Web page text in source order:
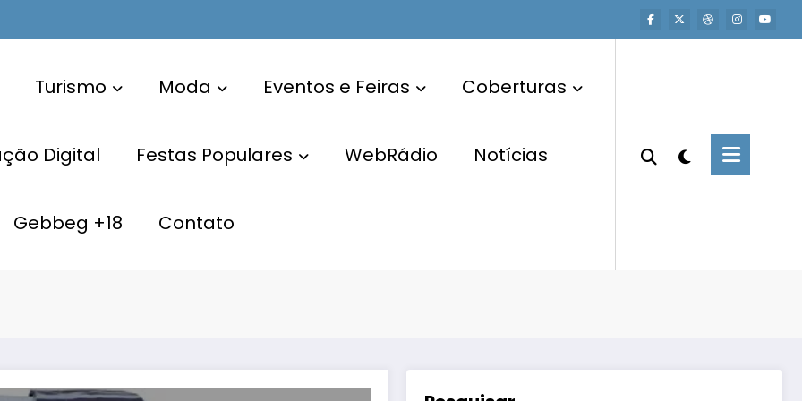
Turismo Moda Eventos e Feiras Coberturas
Digital Festas Populares WebRádio Notícias
Gebbeg +18 Contato